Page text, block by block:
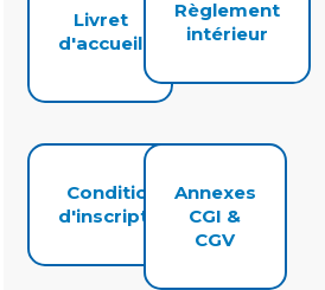
Livret
d'accueil
Règlement
intérieur
Conditions
d'inscription
Annexes
CGI &
CGV